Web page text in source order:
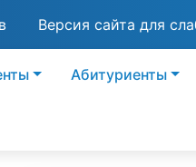
Версия сайта для
Абитуриенты